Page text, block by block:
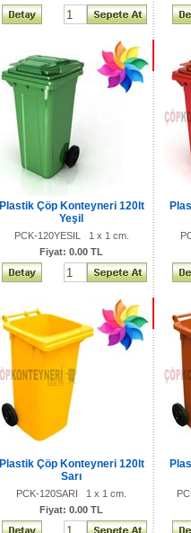
Plastik Çöp Konteyneri 120lt
Yeşil
PCK-120YESIL 1 x 1 cm.
Fiyat: 0.00 TL
Plastik Çöp Konteyneri 120lt
Sarı
PCK-120SARI 1 x 1 cm.
Fiyat: 0.00 TL